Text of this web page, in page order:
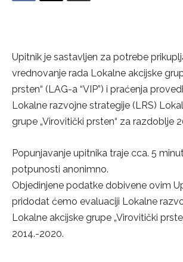
Upitnik je sastavljen za potrebe
vrednovanje rada Lokalne akcijske
prsten“ (LAG-a “VIP”) i praćenja
Lokalne razvojne strategije (LRS)
grupe „Virovitički prsten“ za razdoblje
Popunjavanje upitnika traje cca. 5
potpunosti anonimno.
Objedinjene podatke dobivene ovim
pridodat ćemo evaluaciji Lokalne
Lokalne akcijske grupe „Virovitički
2014.-2020.